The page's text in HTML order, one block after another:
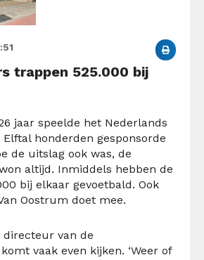
trappen 525.000 bij
jaar speelde het Nederlands
honderden gesponsorde
de uitslag ook was, de
altijd. Inmiddels hebben de
bij elkaar gevoetbald. Ook
Oostrum doet mee.
directeur van de
vaak even kijken. ‘Weer of